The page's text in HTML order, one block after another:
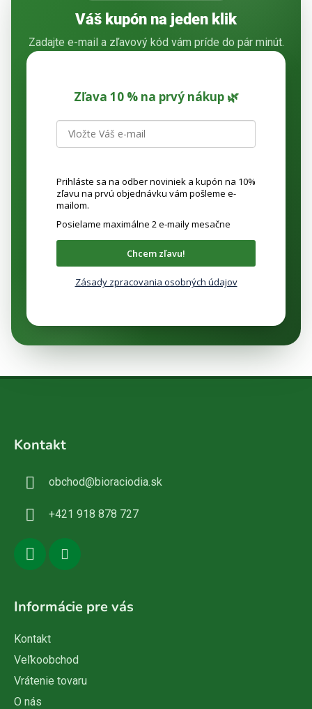
Váš kupón na jeden klik
Zadajte e-mail a zľavový kód vám príde do pár minút.
Zľava 10 % na prvý nákup 🌿
Prihláste sa na odber noviniek a kupón na 10%
zľavu na prvú objednávku vám pošleme e-
mailom.
Posielame maximálne 2 e-maily mesačne
Chcem zľavu!
Zásady zpracovania osobných údajov
Kontakt
obchod@bioraciodia.sk
+421 918 878 727
Informácie pre vás
Kontakt
Veľkoobchod
Vrátenie tovaru
O nás